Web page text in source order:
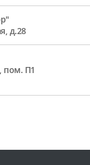
д.28
пом. П1